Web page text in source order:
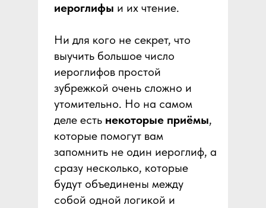
иероглифы и их чтение.
Ни для кого не секрет, что
выучить большое число
иероглифов простой
зубрежкой очень сложно и
утомительно. Но на самом
деле есть некоторые приёмы,
которые помогут вам
запомнить не один иероглиф, а
сразу несколько, которые
будут объединены между
собой одной логикой и